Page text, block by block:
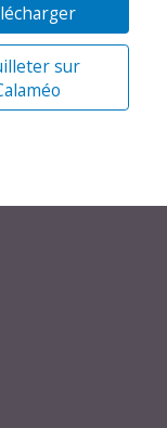
sur